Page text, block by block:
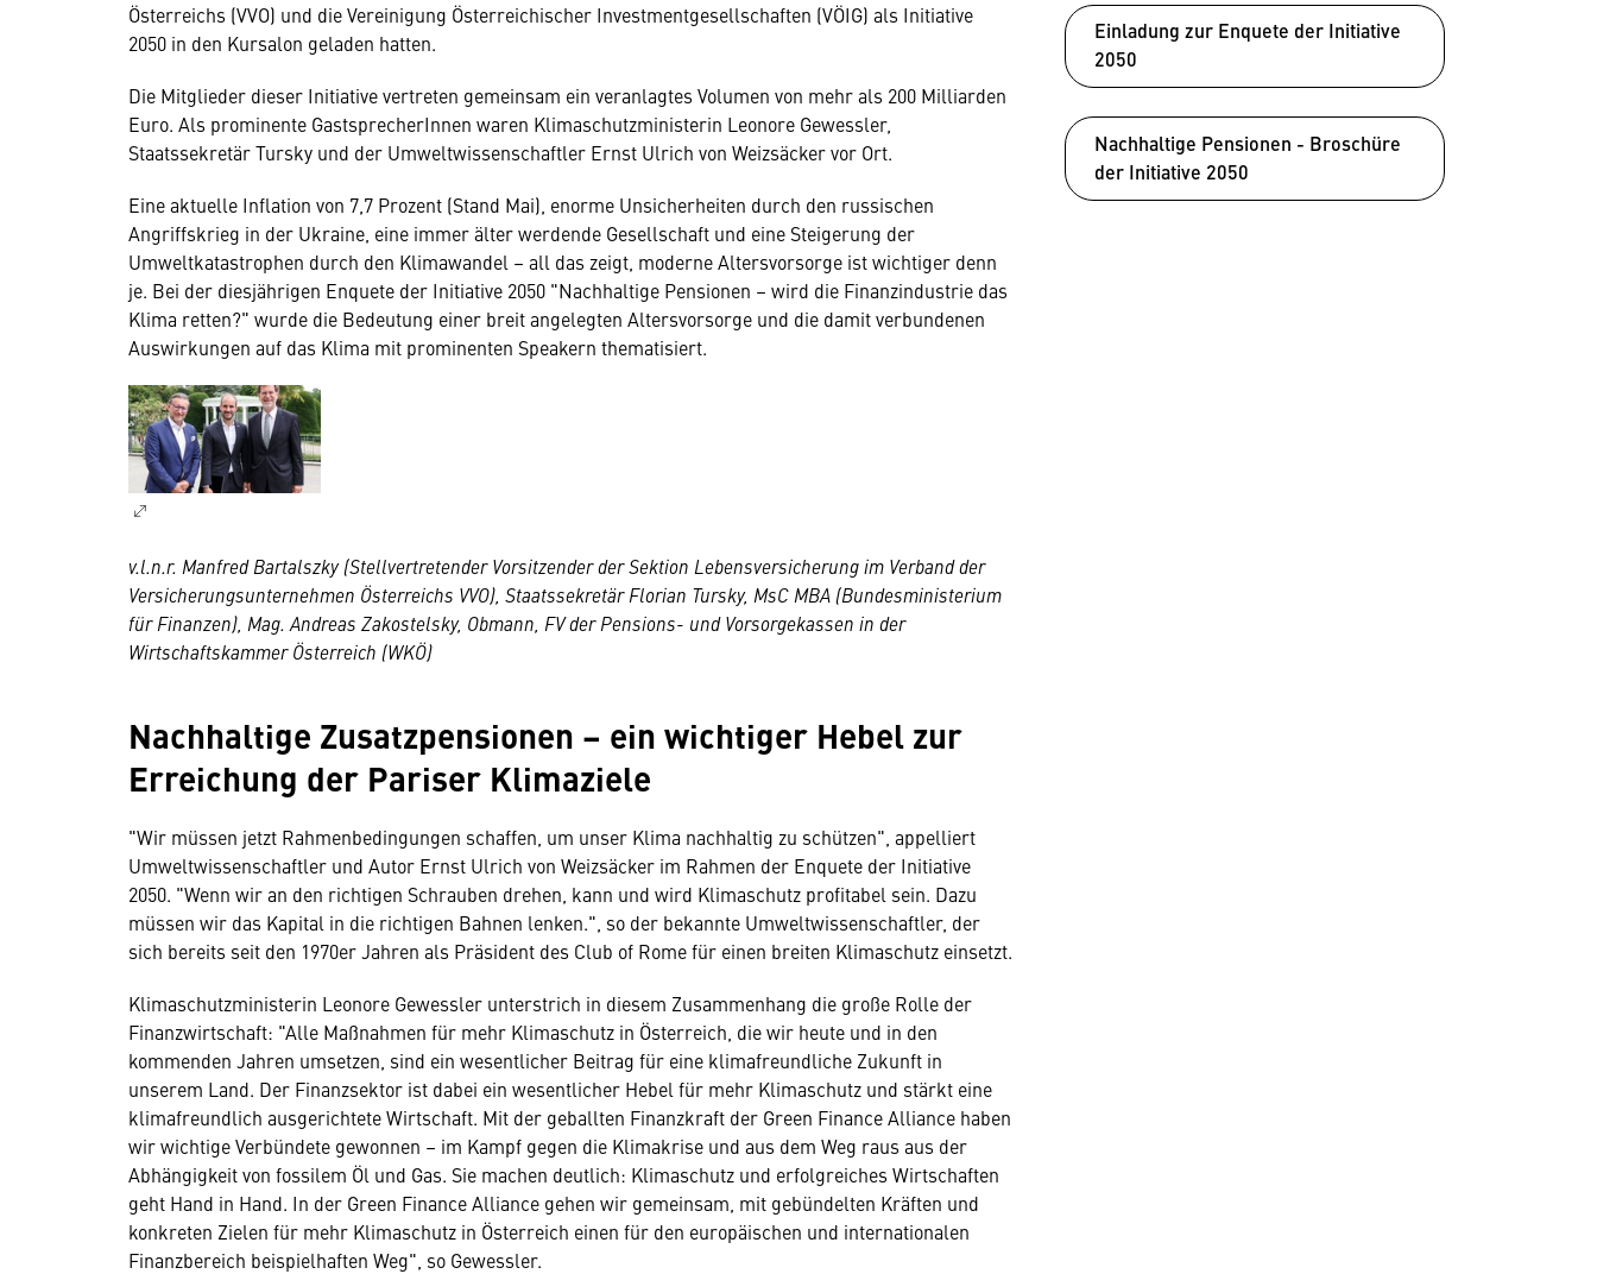
Österreichs (VVO) und die Vereinigung Österreichischer Investmentgesellschaften (VÖIG) als Initiative
2050 in den Kursalon geladen hatten.
Die Mitglieder dieser Initiative vertreten gemeinsam ein veranlagtes Volumen von mehr als 200 Milliarden
Euro. Als prominente GastsprecherInnen waren Klimaschutzministerin Leonore Gewessler,
Staatssekretär Tursky und der Umweltwissenschaftler Ernst Ulrich von Weizsäcker vor Ort.
Eine aktuelle Inflation von 7,7 Prozent (Stand Mai), enorme Unsicherheiten durch den russischen
Angriffskrieg in der Ukraine, eine immer älter werdende Gesellschaft und eine Steigerung der
Umweltkatastrophen durch den Klimawandel – all das zeigt, moderne Altersvorsorge ist wichtiger denn
je. Bei der diesjährigen Enquete der Initiative 2050 "Nachhaltige Pensionen – wird die Finanzindustrie das
Klima retten?" wurde die Bedeutung einer breit angelegten Altersvorsorge und die damit verbundenen
Auswirkungen auf das Klima mit prominenten Speakern thematisiert.
v.l.n.r. Manfred Bartalszky (Stellvertretender Vorsitzender der Sektion Lebensversicherung im Verband der
Versicherungsunternehmen Österreichs VVO), Staatssekretär Florian Tursky, MsC MBA (Bundesministerium
für Finanzen), Mag. Andreas Zakostelsky, Obmann, FV der Pensions- und Vorsorgekassen in der
Wirtschaftskammer Österreich (WKÖ)
Nachhaltige Zusatzpensionen – ein wichtiger Hebel zur
Erreichung der Pariser Klimaziele
"Wir müssen jetzt Rahmenbedingungen schaffen, um unser Klima nachhaltig zu schützen", appelliert
Umweltwissenschaftler und Autor Ernst Ulrich von Weizsäcker im Rahmen der Enquete der Initiative
2050. "Wenn wir an den richtigen Schrauben drehen, kann und wird Klimaschutz profitabel sein. Dazu
müssen wir das Kapital in die richtigen Bahnen lenken.", so der bekannte Umweltwissenschaftler, der
sich bereits seit den 1970er Jahren als Präsident des Club of Rome für einen breiten Klimaschutz einsetzt.
Klimaschutzministerin Leonore Gewessler unterstrich in diesem Zusammenhang die große Rolle der
Finanzwirtschaft: "Alle Maßnahmen für mehr Klimaschutz in Österreich, die wir heute und in den
kommenden Jahren umsetzen, sind ein wesentlicher Beitrag für eine klimafreundliche Zukunft in
unserem Land. Der Finanzsektor ist dabei ein wesentlicher Hebel für mehr Klimaschutz und stärkt eine
klimafreundlich ausgerichtete Wirtschaft. Mit der geballten Finanzkraft der Green Finance Alliance haben
wir wichtige Verbündete gewonnen – im Kampf gegen die Klimakrise und aus dem Weg raus aus der
Abhängigkeit von fossilem Öl und Gas. Sie machen deutlich: Klimaschutz und erfolgreiches Wirtschaften
geht Hand in Hand. In der Green Finance Alliance gehen wir gemeinsam, mit gebündelten Kräften und
konkreten Zielen für mehr Klimaschutz in Österreich einen für den europäischen und internationalen
Finanzbereich beispielhaften Weg", so Gewessler.
Einladung zur Enquete der Initiative
2050
Nachhaltige Pensionen - Broschüre
der Initiative 2050